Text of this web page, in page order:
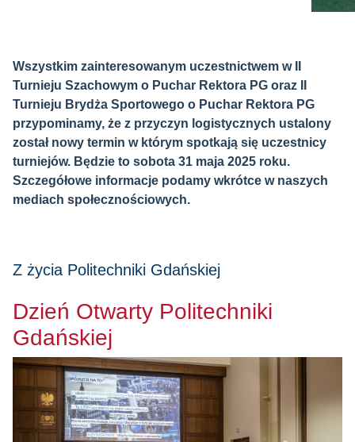
Wszystkim zainteresowanym uczestnictwem w II
Turnieju Szachowym o Puchar Rektora PG oraz II
Turnieju Brydża Sportowego o Puchar Rektora PG
przypominamy, że z przyczyn logistycznych ustalony
został nowy termin w którym spotkają się uczestnicy
turniejów. Będzie to sobota 31 maja 2025 roku.
Szczegółowe informacje podamy wkrótce w naszych
mediach społecznościowych.
Z życia Politechniki Gdańskiej
Dzień Otwarty Politechniki
Gdańskiej